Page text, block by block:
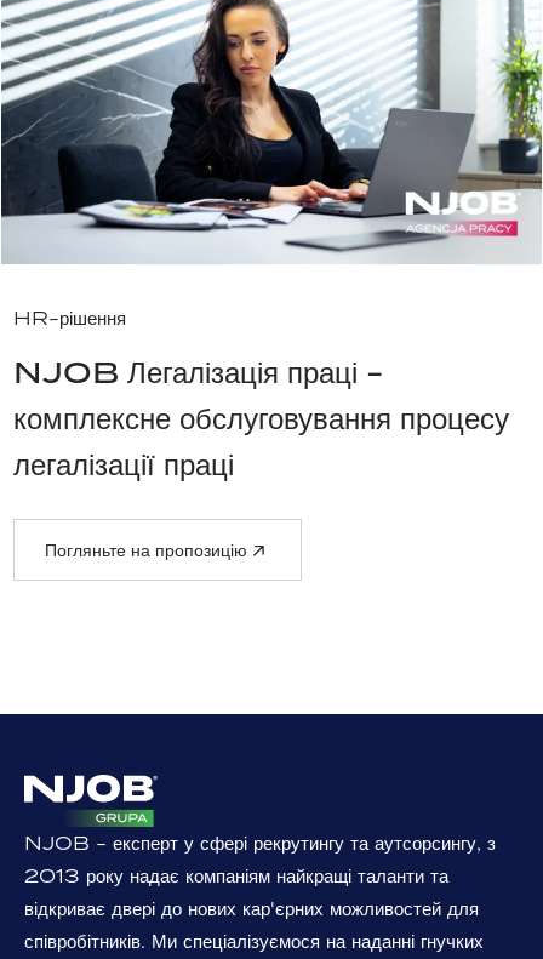
HR-рішення
NJOB Легалізація праці -
комплексне обслуговування процесу
легалізації праці
Погляньте на пропозицію
NJOB - експерт у сфері рекрутингу та аутсорсингу, з
2013 року надає компаніям найкращі таланти та
відкриває двері до нових кар'єрних можливостей для
співробітників. Ми спеціалізуємося на наданні гнучких